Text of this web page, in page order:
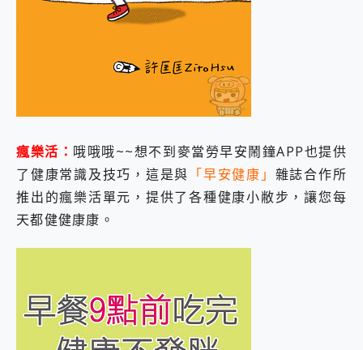
瘋樂活： 哦哦哦~~想不到麥當勞早安鬧鐘APP也提供
了健康常識及技巧，這是與 「早安健康」 雜誌合作所
推出的瘋樂活單元，提供了各種健康小敝步，讓您每
天都健健康康。